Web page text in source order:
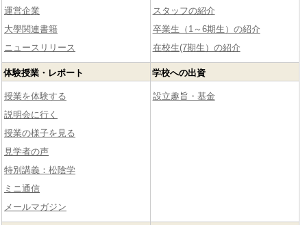
運営企業
大學関連書籍
ニュースリリース
スタッフの紹介
卒業生（1～6期生）の紹介
在校生(7期生）の紹介
体験授業・レポート
授業を体験する
説明会に行く
授業の様子を見る
見学者の声
特別講義：松陰学
ミニ通信
メールマガジン
学校への出資
設立趣旨・基金